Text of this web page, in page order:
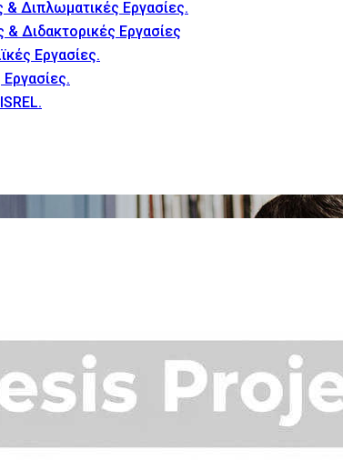
Διπλωματικές Εργασίες.
& Διδακτορικές Εργασίες
Εργασίες.
Εργασίες.